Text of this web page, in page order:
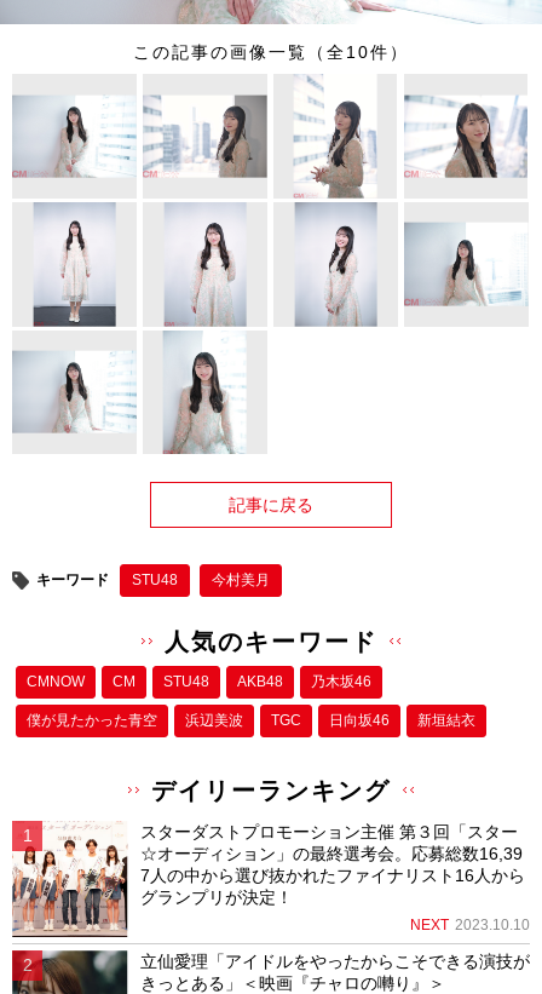
この記事の画像一覧（全10件）
記事に戻る
キーワード STU48 今村美月
人気のキーワード
CMNOW CM STU48 AKB48 乃木坂46
僕が⾒たかった⻘空 浜辺美波 TGC 日向坂46 新垣結衣
デイリーランキング
スターダストプロモーション主催 第３回「スター
☆オーディション」の最終選考会。応募総数16,39
7人の中から選び抜かれたファイナリスト16人から
グランプリが決定！
NEXT 2023.10.10
立仙愛理「アイドルをやったからこそできる演技が
きっとある」＜映画『チャロの囀り』＞